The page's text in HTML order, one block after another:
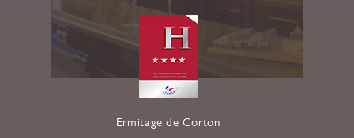
Ermitage de Corton